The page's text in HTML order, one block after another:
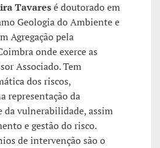
Tavaresé doutorado em
Geologia do Ambiente e
Agregação pela
onde exerce as
Associado. Tem
dos riscos,
representação da
da vulnerabilidade, assim
e gestão do risco.
de intervenção são o